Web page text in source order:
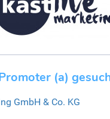
(a)
GmbH & Co. KG